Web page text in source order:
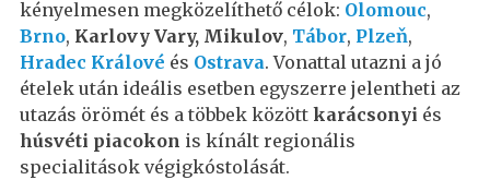
kényelmesen megközelíthető célok: Olomouc,
Brno, Karlovy Vary, Mikulov, Tábor, Plzeň,
Hradec Králové és Ostrava. Vonattal utazni a jó
ételek után ideális esetben egyszerre jelentheti az
utazás örömét és a többek között karácsonyi és
húsvéti piacokon is kínált regionális
specialitások végigkóstolását.